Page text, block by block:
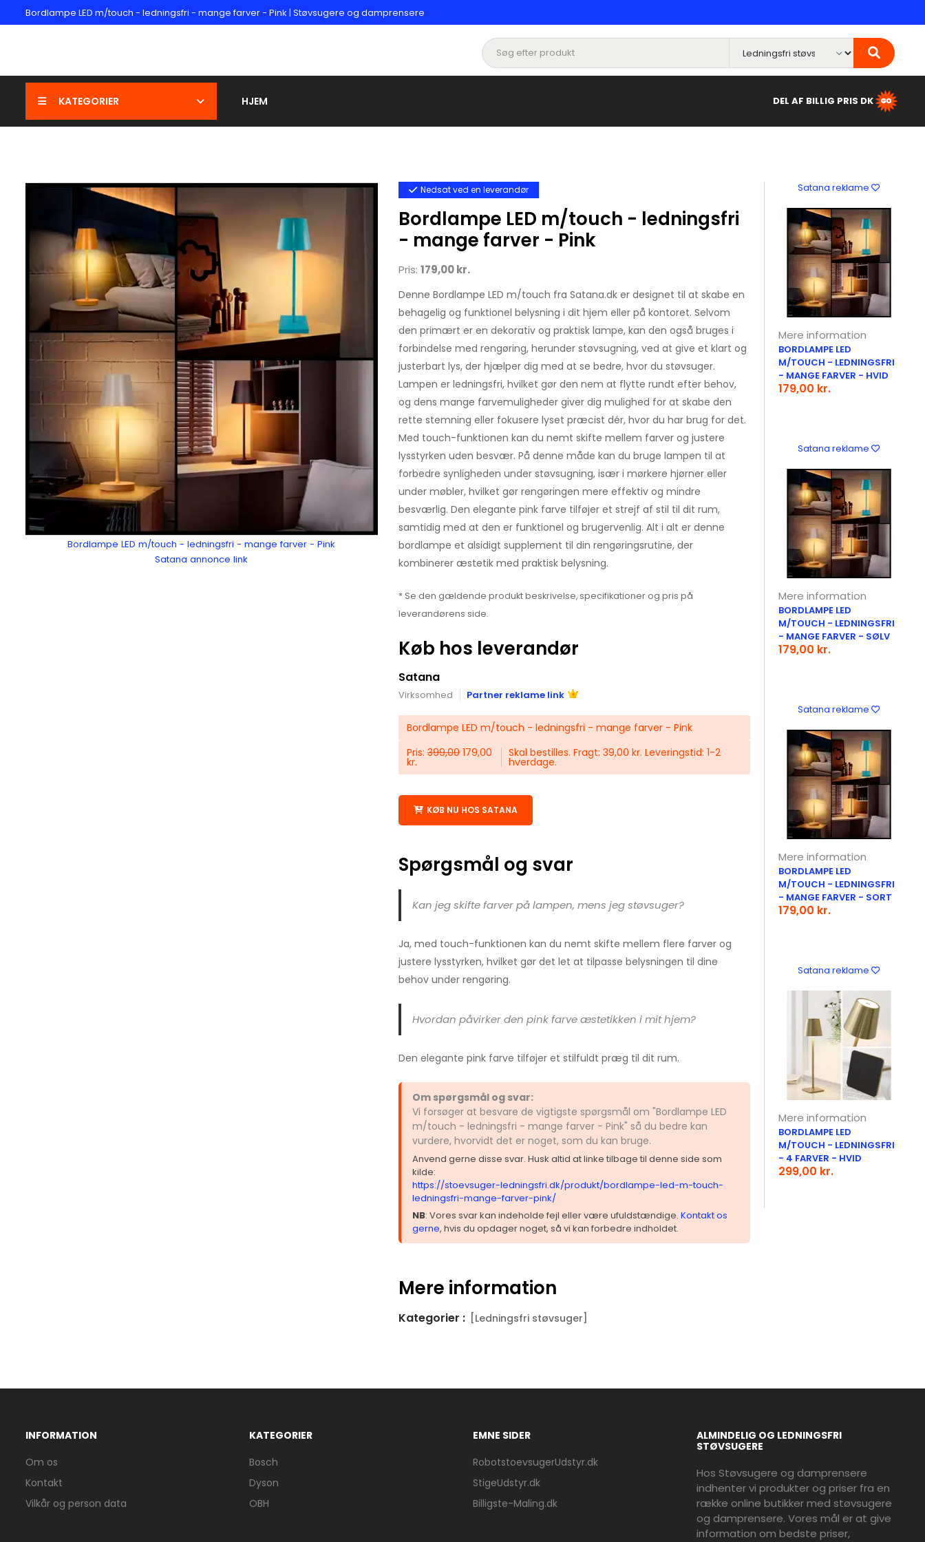
Bordlampe LED m/touch - ledningsfri - mange farver - Pink | Støvsugere og damprensere
KATEGORIER HJEM DEL AF BILLIG PRIS DK
Bordlampe LED m/touch - ledningsfri - mange farver - Pink
Satana annonce link
Nedsat ved en leverandør
Bordlampe LED m/touch - ledningsfri
- mange farver - Pink
Pris: 179,00 kr.
Denne Bordlampe LED m/touch fra Satana.dk er designet til at skabe en
behagelig og funktionel belysning i dit hjem eller på kontoret. Selvom
den primært er en dekorativ og praktisk lampe, kan den også bruges i
forbindelse med rengøring, herunder støvsugning, ved at give et klart og
justerbart lys, der hjælper dig med at se bedre, hvor du støvsuger.
Lampen er ledningsfri, hvilket gør den nem at flytte rundt efter behov,
og dens mange farvemuligheder giver dig mulighed for at skabe den
rette stemning eller fokusere lyset præcist dér, hvor du har brug for det.
Med touch-funktionen kan du nemt skifte mellem farver og justere
lysstyrken uden besvær. På denne måde kan du bruge lampen til at
forbedre synligheden under støvsugning, især i mørkere hjørner eller
under møbler, hvilket gør rengøringen mere effektiv og mindre
besværlig. Den elegante pink farve tilføjer et strejf af stil til dit rum,
samtidig med at den er funktionel og brugervenlig. Alt i alt er denne
bordlampe et alsidigt supplement til din rengøringsrutine, der
kombinerer æstetik med praktisk belysning.
* Se den gældende produkt beskrivelse, specifikationer og pris på
leverandørens side.
Køb hos leverandør
Satana
Virksomhed Partner reklame link
Bordlampe LED m/touch - ledningsfri - mange farver - Pink
Pris:399,00179,00
kr.
Skal bestilles. Fragt: 39,00 kr. Leveringstid: 1-2
hverdage.
KØB NU HOS SATANA
Spørgsmål og svar
Kan jeg skifte farver på lampen, mens jeg støvsuger?
Ja, med touch-funktionen kan du nemt skifte mellem flere farver og
justere lysstyrken, hvilket gør det let at tilpasse belysningen til dine
behov under rengøring.
Hvordan påvirker den pink farve æstetikken i mit hjem?
Den elegante pink farve tilføjer et stilfuldt præg til dit rum.
Om spørgsmål og svar:
Vi forsøger at besvare de vigtigste spørgsmål om "Bordlampe LED
m/touch - ledningsfri - mange farver - Pink" så du bedre kan
vurdere, hvorvidt det er noget, som du kan bruge.
Anvend gerne disse svar. Husk altid at linke tilbage til denne side som
kilde:
https://stoevsuger-ledningsfri.dk/produkt/bordlampe-led-m-touch-
ledningsfri-mange-farver-pink/
NB: Vores svar kan indeholde fejl eller være ufuldstændige. Kontakt os
gerne, hvis du opdager noget, så vi kan forbedre indholdet.
Mere information
Kategorier : [Ledningsfri støvsuger]
Satana reklame
Mere information
BORDLAMPE LED
M/TOUCH - LEDNINGSFRI
- MANGE FARVER - HVID
179,00 kr.
Satana reklame
Mere information
BORDLAMPE LED
M/TOUCH - LEDNINGSFRI
- MANGE FARVER - SØLV
179,00 kr.
Satana reklame
Mere information
BORDLAMPE LED
M/TOUCH - LEDNINGSFRI
- MANGE FARVER - SORT
179,00 kr.
Satana reklame
Mere information
BORDLAMPE LED
M/TOUCH - LEDNINGSFRI
- 4 FARVER - HVID
299,00 kr.
INFORMATION
Om os
Kontakt
Vilkår og person data
KATEGORIER
Bosch
Dyson
OBH
EMNE SIDER
RobotstoevsugerUdstyr.dk
StigeUdstyr.dk
Billigste-Maling.dk
ALMINDELIG OG LEDNINGSFRI
STØVSUGERE
Hos Støvsugere og damprensere
indhenter vi produkter og priser fra en
række online butikker med støvsugere
og damprensere. Vores mål er at give
information om bedste priser,